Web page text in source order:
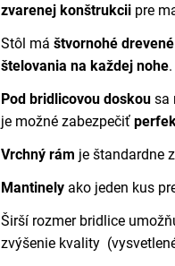
zvarenej konštrukcii pre
Stôl má štvornohé
štelovania na každej nohe.
Pod bridlicovou doskou sa
je možné zabezpečiť
Vrchný rám je štandardne z
Mantinely ako jeden kus
Širší rozmer bridlice
zvýšenie kvality